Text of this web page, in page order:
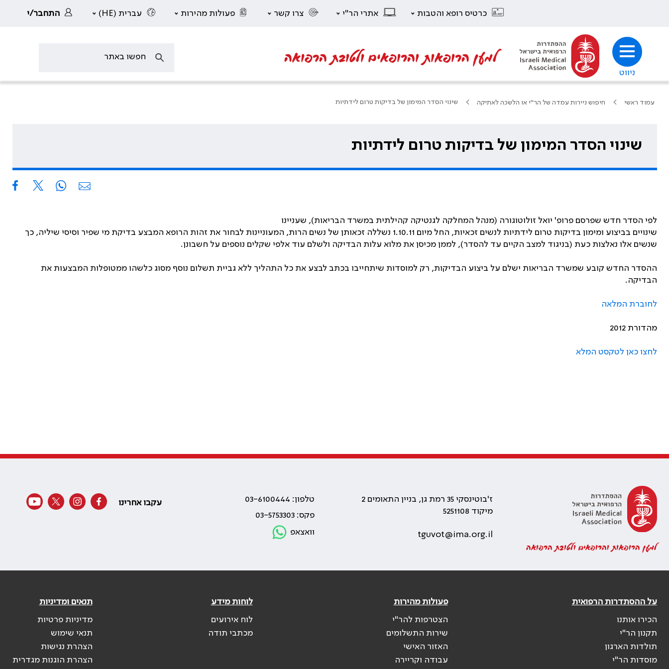
כרטיס רופא והטבות אתרי הר"י צרו קשר פעולות מהירות עברית (HE) התחבר/י
ניווט
למען הרופאות והרופאים ולטובת הרפואה
עמוד ראשי חיפוש ניירות עמדה של הר"י או הלשכה לאתיקה שינוי הסדר המימון של בדיקות טרום לידתיות
שינוי הסדר המימון של בדיקות טרום לידתיות
לפי הסדר חדש שפרסם פרופ' יואל זולוטוגורה (מנהל המחלקה לגנטיקה קהילתית במשרד הבריאות), שעניינו
שינויים בביצוע ומימון בדיקות טרום לידתיות לנשים זכאיות, החל מיום 1.10.11 נשללה זכאותן של נשים הרות, המעוניינות לבחור את זהות הרופא המבצע בדיקת מי שפיר וסיסי שיליה, כך
שנשים אלו נאלצות כעת (בניגוד למצב הקיים עד להסדר), לממן מכיסן את מלוא עלות הבדיקה ולשלם עוד אלפי שקלים נוספים על חשבונן.
ההסדר החדש קובע שמשרד הבריאות ישלם על ביצוע הבדיקות, רק למוסדות שיתחייבו בכתב לבצע את כל התהליך ללא גביית תשלום נוסף מסוג כלשהו ממטופלות המבצעות את
הבדיקה.
לחוברת המלאה
מהדורת 2012
לחצו כאן לטקסט המלא
למען הרופאות והרופאים ולטובת הרפואה
ז'בוטינסקי 35 רמת גן, בניין התאומים 2
מיקוד 5251108
tguvot@ima.org.il
טלפון: 03-6100444
פקס: 03-5753303
וואצאפ
עקבו אחרינו
על ההסתדרות הרפואית
הכירו אותנו
תקנון הר"י
תולדות הארגון
מוסדות הר"י
פעולות מהירות
הצטרפות להר"י
שירות התשלומים
האזור האישי
עבודה וקריירה
לוחות מידע
לוח אירועים
מכתבי תודה
תנאים ומדיניות
מדיניות פרטיות
תנאי שימוש
הצהרת נגישות
הצהרת הוגנות מגדרית